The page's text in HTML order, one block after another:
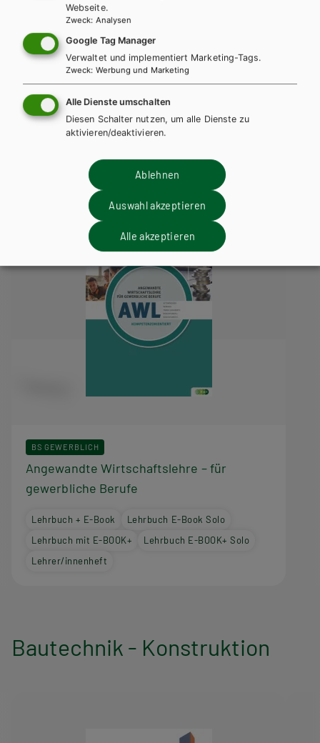
AWL - Angewandte
Wirtschaftslehre für
gewerbliche Berufe NEU
BS GEWERBLICH
Angewandte Wirtschaftslehre – für
gewerbliche Berufe
Lehrbuch + E-Book
Lehrbuch E-Book Solo
Lehrbuch mit E-BOOK+
Lehrbuch E-BOOK+ Solo
Lehrer/innenheft
Bautechnik - Konstruktion
Webseite.
Zweck: Analysen
Google Tag Manager
Verwaltet und implementiert Marketing-Tags.
Zweck: Werbung und Marketing
Alle Dienste umschalten
Diesen Schalter nutzen, um alle Dienste zu
aktivieren/deaktivieren.
Ablehnen
Auswahl akzeptieren
Alle akzeptieren